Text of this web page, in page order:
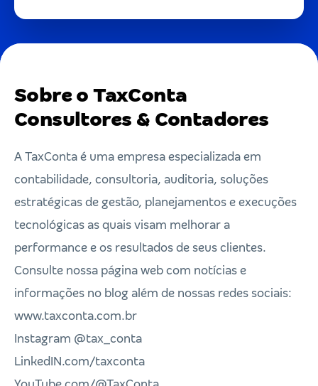
Sobre o TaxConta
Consultores & Contadores
A TaxConta é uma empresa especializada em
contabilidade, consultoria, auditoria, soluções
estratégicas de gestão, planejamentos e execuções
tecnológicas as quais visam melhorar a
performance e os resultados de seus clientes.
Consulte nossa página web com notícias e
informações no blog além de nossas redes sociais:
www.taxconta.com.br
Instagram @tax_conta
LinkedIN.com/taxconta